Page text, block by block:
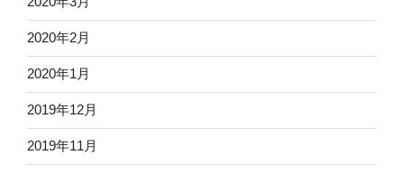
2020年2月
2020年1月
2019年12月
2019年11月